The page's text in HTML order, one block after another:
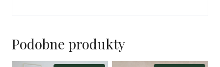
Podobne produkty